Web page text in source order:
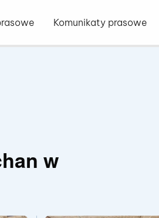
Komunikaty prasowe
w